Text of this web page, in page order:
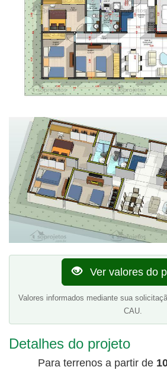
Ver valores do
Valores informados mediante sua
CAU.
Detalhes do projeto
Para terrenos a partir de